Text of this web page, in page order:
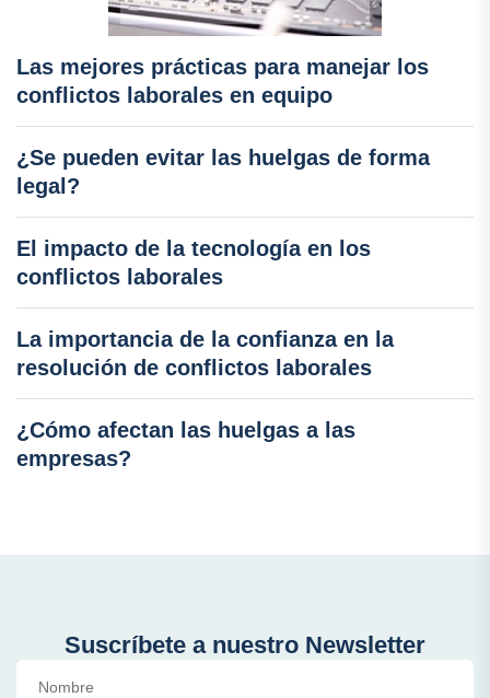
Las mejores prácticas para manejar los
conflictos laborales en equipo
¿Se pueden evitar las huelgas de forma
legal?
El impacto de la tecnología en los
conflictos laborales
La importancia de la confianza en la
resolución de conflictos laborales
¿Cómo afectan las huelgas a las
empresas?
Suscríbete a nuestro Newsletter